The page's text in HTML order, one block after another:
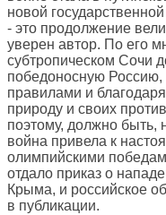
новой
- это продолжение
уверен автор. По его
субтропическом Сочи
победоносную Россию,
правилами и
природу и своих
поэтому, должно быть,
война привела к
олимпийскими
отдало приказ о
Крыма, и российское
в публикации.